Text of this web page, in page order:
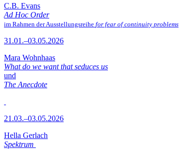
C.B. Evans
Ad Hoc Order
im Rahmen der Ausstellungsreihe for fear of continuity problems
31.01.–03.05.2026
Mara Wohnhaas
What do we want that seduces us
und
The Anecdote
21.03.–03.05.2026
Hella Gerlach
Spektrum